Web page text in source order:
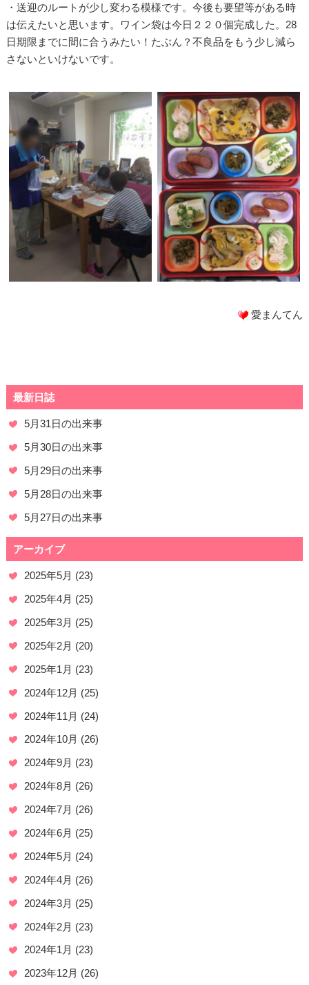
・送迎のルートが少し変わる模様です。今後も要望等がある時
は伝えたいと思います。ワイン袋は今日２２０個完成した。28
日期限までに間に合うみたい！たぶん？不良品をもう少し減ら
さないといけないです。
愛まんてん
最新日誌
5月31日の出来事
5月30日の出来事
5月29日の出来事
5月28日の出来事
5月27日の出来事
アーカイブ
2025年5月 (23)
2025年4月 (25)
2025年3月 (25)
2025年2月 (20)
2025年1月 (23)
2024年12月 (25)
2024年11月 (24)
2024年10月 (26)
2024年9月 (23)
2024年8月 (26)
2024年7月 (26)
2024年6月 (25)
2024年5月 (24)
2024年4月 (26)
2024年3月 (25)
2024年2月 (23)
2024年1月 (23)
2023年12月 (26)